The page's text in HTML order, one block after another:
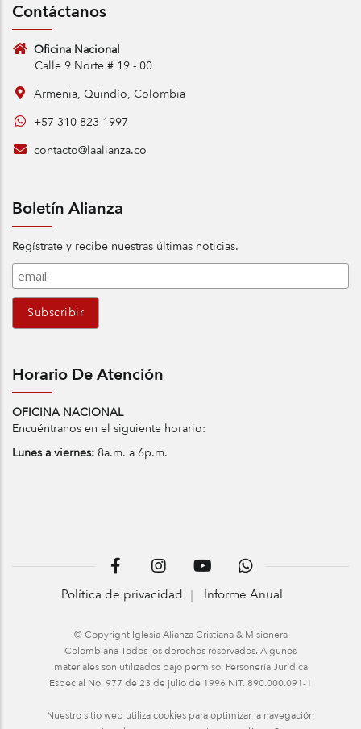
Contáctanos
Oficina Nacional
Calle 9 Norte # 19 - 00
Armenia, Quindío, Colombia
+57 310 823 1997
contacto@laalianza.co
Boletín Alianza
Regístrate y recibe nuestras últimas noticias.
Horario De Atención
OFICINA NACIONAL
Encuéntranos en el siguiente horario:
Lunes a viernes: 8a.m. a 6p.m.
Política de privacidad Informe Anual
© Copyright Iglesia Alianza Cristiana & Misionera
Colombiana Todos los derechos reservados. Algunos
materiales son utilizados bajo permiso. Personería Jurídica
Especial No. 977 de 23 de julio de 1996 NIT. 890.000.091-1
Nuestro sitio web utiliza cookies para optimizar la navegación